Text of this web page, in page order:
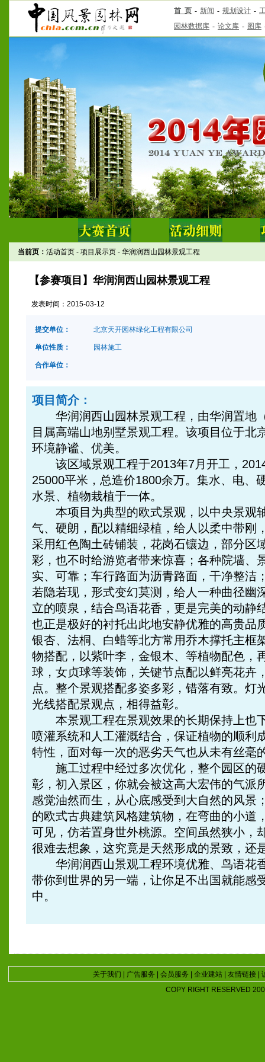
当前页： 活动首页 - 项目展示页 - 华润润西山园林景观工程
【参赛项目】华润润西山园林景观工程
发表时间： 2015-03-12
提交单位： 北京天开园林绿化工程有限公司
单位性质： 园林施工
合作单位：
项目简介：
华润润西山园林景观工程，由华润置地
目属高端山地别墅景观工程。该项目位于北
环境静谧、优美。
该区域景观工程于2013年7月开工，
25000平米，总造价1800余万。集水、电、
水景、植物栽植于一体。
本项目为典型的欧式景观，以中央景观
气、硬朗，配以精细绿植，给人以柔中带刚
采用红色陶土砖铺装，花岗石镶边，部分区
彩，也不时给游览者带来惊喜；各种院墙、
实、可靠；车行路面为沥青路面，干净整洁
若隐若现，形式变幻莫测，给人一种曲径幽
立的喷泉，结合鸟语花香，更是完美的动静
也正是极好的衬托出此地安静优雅的高贵品
银杏、法桐、白蜡等北方常用乔木撑托主框
物搭配，以紫叶李，金银木、等植物配色，
球，女贞球等装饰，关键节点配以鲜亮花卉
点。整个景观搭配多姿多彩，错落有致。灯
光线搭配景观点，相得益彰。
本景观工程在景观效果的长期保持上也
喷灌系统和人工灌溉结合，保证植物的顺利
特性，面对每一次的恶劣天气也从未有丝毫
施工过程中经过多次优化，整个园区的
彰，初入景区，你就会被这高大宏伟的气派
感觉油然而生，从心底感受到大自然的风景
的欧式古典建筑风格建筑物，在弯曲的小道
可见，仿若置身世外桃源。空间虽然狭小，
很难去想象，这究竟是天然形成的景致，还
华润润西山景观工程环境优雅、鸟语花
带你到世界的另一端，让你足不出国就能感
中。
关于我们 广告服务 会员服务 企业建站 友情链接
COPY RIGHT RESERVED